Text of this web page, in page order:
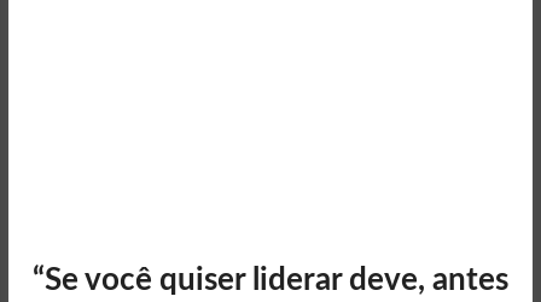
“Se você quiser liderar deve, antes